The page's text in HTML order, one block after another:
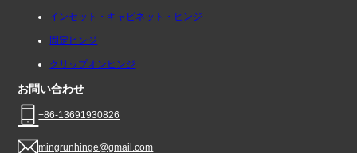
インセット・キャビネット・ヒンジ
固定ヒンジ
クリップオンヒンジ
お問い合わせ
+86-13691930826
mingrunhinge@gmail.com